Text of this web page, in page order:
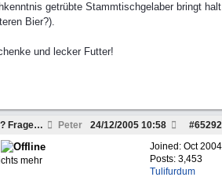
getrübte Stammtischgelaber bringt halt
Bier?).
und lecker Futter!
Re: Juristen anwesend? Frage zu Strafzettel Peter #65292
24/12/2005 10:58
Joined: Oct 2004
Posts: 3,453
Tulifurdum
mehr